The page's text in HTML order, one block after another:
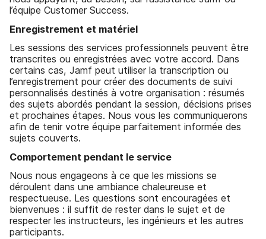
l’équipe Customer Success.
Enregistrement et matériel
Les sessions des services professionnels peuvent être
transcrites ou enregistrées avec votre accord. Dans
certains cas, Jamf peut utiliser la transcription ou
l’enregistrement pour créer des documents de suivi
personnalisés destinés à votre organisation : résumés
des sujets abordés pendant la session, décisions prises
et prochaines étapes. Nous vous les communiquerons
afin de tenir votre équipe parfaitement informée des
sujets couverts.
Comportement pendant le service
Nous nous engageons à ce que les missions se
déroulent dans une ambiance chaleureuse et
respectueuse. Les questions sont encouragées et
bienvenues : il suffit de rester dans le sujet et de
respecter les instructeurs, les ingénieurs et les autres
participants.